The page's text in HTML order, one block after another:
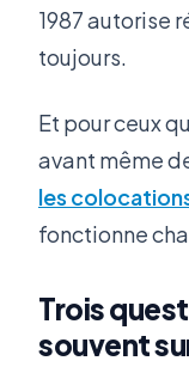
1987 autorise
toujours.
Et pour ceux
avant même
les
fonctionne
Trois
souvent